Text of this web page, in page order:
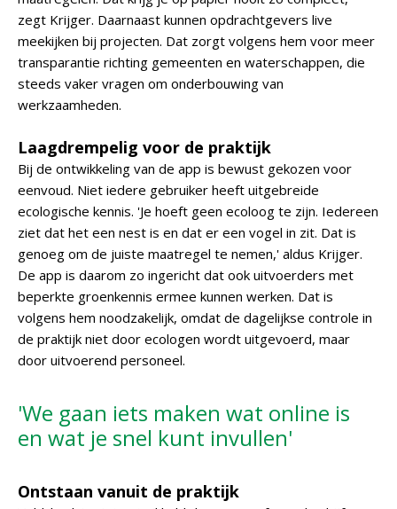
zegt Krijger. Daarnaast kunnen opdrachtgevers live
meekijken bij projecten. Dat zorgt volgens hem voor meer
transparantie richting gemeenten en waterschappen, die
steeds vaker vragen om onderbouwing van
werkzaamheden.
Laagdrempelig voor de praktijk
Bij de ontwikkeling van de app is bewust gekozen voor
eenvoud. Niet iedere gebruiker heeft uitgebreide
ecologische kennis. 'Je hoeft geen ecoloog te zijn. Iedereen
ziet dat het een nest is en dat er een vogel in zit. Dat is
genoeg om de juiste maatregel te nemen,' aldus Krijger.
De app is daarom zo ingericht dat ook uitvoerders met
beperkte groenkennis ermee kunnen werken. Dat is
volgens hem noodzakelijk, omdat de dagelijkse controle in
de praktijk niet door ecologen wordt uitgevoerd, maar
door uitvoerend personeel.
'We gaan iets maken wat online is
en wat je snel kunt invullen'
Ontstaan vanuit de praktijk